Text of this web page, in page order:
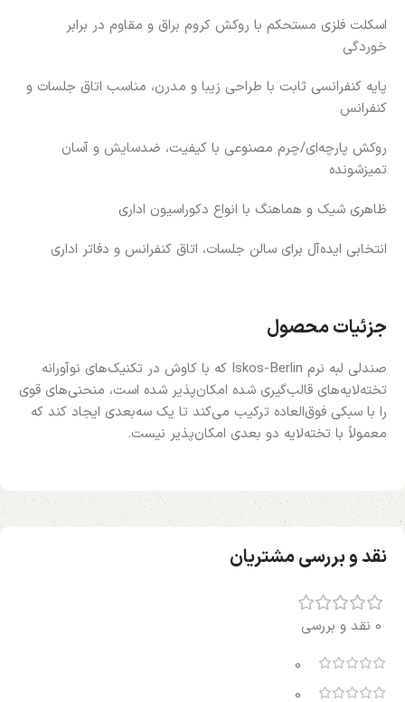
اسکلت فلزی مستحکم با روکش کروم براق و مقاوم در برابر
خوردگی
پایه کنفرانسی ثابت با طراحی زیبا و مدرن، مناسب اتاق جلسات و
کنفرانس
روکش پارچه‌ای/چرم مصنوعی با کیفیت، ضدسایش و آسان
تمیزشونده
ظاهری شیک و هماهنگ با انواع دکوراسیون اداری
انتخابی ایده‌آل برای سالن جلسات، اتاق کنفرانس و دفاتر اداری
جزئیات محصول
صندلی لبه نرم Iskos-Berlin که با کاوش در تکنیک‌های نوآورانه
تخته‌لایه‌های قالب‌گیری شده امکان‌پذیر شده است، منحنی‌های قوی
را با سبکی فوق‌العاده ترکیب می‌کند تا یک سه‌بعدی ایجاد کند که
معمولاً با تخته‌لایه دو بعدی امکان‌پذیر نیست.
نقد و بررسی مشتریان
0 نقد و بررسی
0
0